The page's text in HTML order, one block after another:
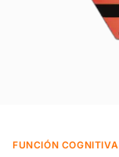
FUNCIÓN COGNITIVA